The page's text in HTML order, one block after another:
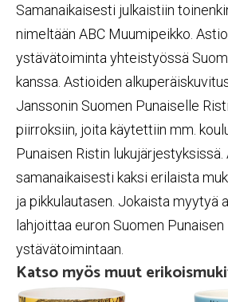
Samanaikaisesti julkaistiin
nimeltään ABC Muumipeikko.
ystävätoiminta yhteistyössä
kanssa. Astioiden
Janssonin Suomen Punaiselle
piirroksiin, joita käytettiin mm.
Punaisen Ristin lukujärjestyksissä.
samanaikaisesti kaksi erilaista
ja pikkulautasen. Jokaista myytyä
lahjoittaa euron Suomen Punaisen
ystävätoimintaan.
Katso myös muut